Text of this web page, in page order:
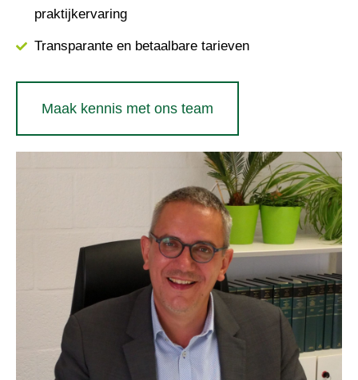
praktijkervaring
Transparante en betaalbare tarieven
Maak kennis met ons team